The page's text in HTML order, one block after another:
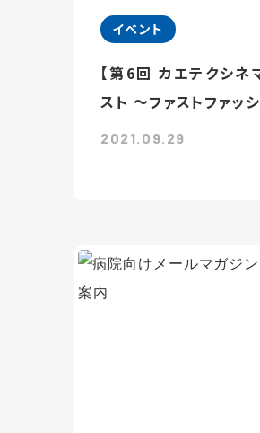
イベント
【第6回 カエテクシネ
スト ～ファストファッ
2021.09.29